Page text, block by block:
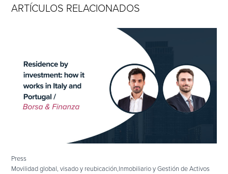
ARTÍCULOS RELACIONADOS
Press
Movilidad global, visado y reubicación,Inmobiliario y Gestión de Activos